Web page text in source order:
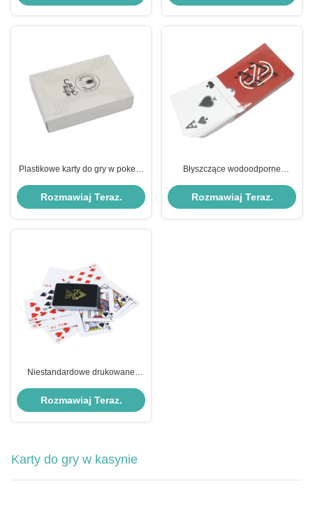
Plastikowe karty do gry w pokera
Coated
Rozmawiaj Teraz.
Błyszczące wodoodporne
kolorze Niestandardowe logo
Rozmawiaj Teraz.
Niestandardowe drukowane
gry Karta pokerowa PVC
Rozmawiaj Teraz.
Karty do gry w kasynie